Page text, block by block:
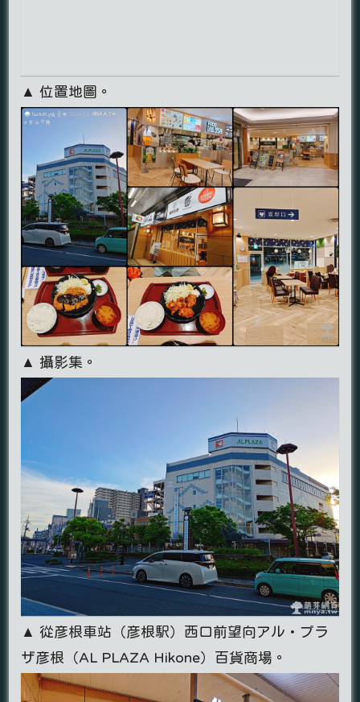
▲ 位置地圖。
▲ 攝影集。
▲ 從彦根車站（彦根駅）西口前望向アル・プラ
ザ彦根（AL PLAZA Hikone）百貨商場。